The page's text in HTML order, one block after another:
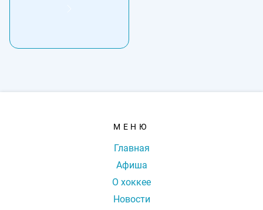
МЕНЮ
Главная
Афиша
О хоккее
Новости